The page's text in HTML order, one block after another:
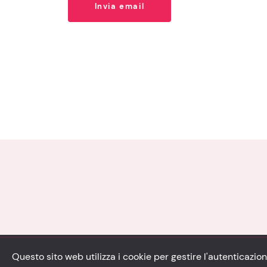
Invia email
Questo sito web utilizza i cookie per gestire